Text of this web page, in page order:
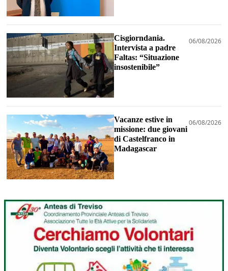
Cisgiorndania.
Intervista a padre
Faltas: “Situazione
insostenibile”
06/08/2026
Vacanze estive in
missione: due giovani
di Castelfranco in
Madagascar
06/08/2026